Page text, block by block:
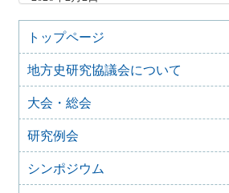
2026年1月9日
2026年1月のイベント(更新しました)
2025年12月10日
2025年12月のイベント
2025年10月31日
2025年11月のイベント（更新しました）
2025年9月20日
2025年10月のイベント(更新しました)
トップページ
地方史研究協議会について
大会・総会
研究例会
シンポジウム